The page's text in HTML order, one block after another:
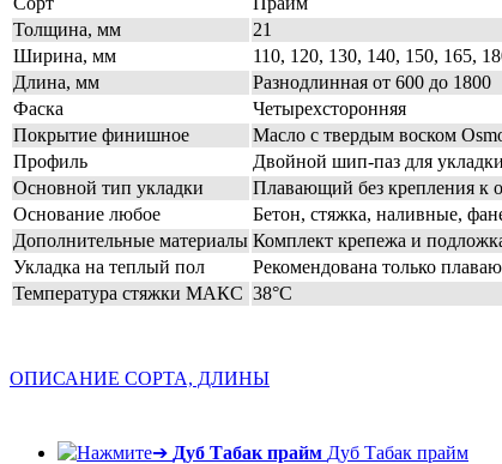
Толщина, мм
21
Ширина, мм
110, 120, 130, 140, 150, 165,
Длина, мм
Разнодлинная от 600 до 1800
Фаска
Четырехсторонняя
Покрытие финишное
Масло с твердым воском
Профиль
Двойной шип-паз для
Основной тип укладки
Плавающий без крепления к
Основание любое
Бетон, стяжка, наливные,
Дополнительные материалы Комплект крепежа и
Укладка на теплый пол
Рекомендована только
Температура стяжки МАКС 38°С
ОПИСАНИЕ СОРТА, ДЛИНЫ
Дуб Табак прайм Дуб Табак прайм